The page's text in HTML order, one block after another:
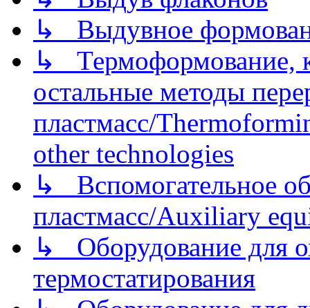
↳ Выдувное
↳ Термоформование,
остальные методы
пластмасс/
other technologies
↳ Вспомогательное
пластмасс/Auxiliary
↳ Оборудование для
термостатирования